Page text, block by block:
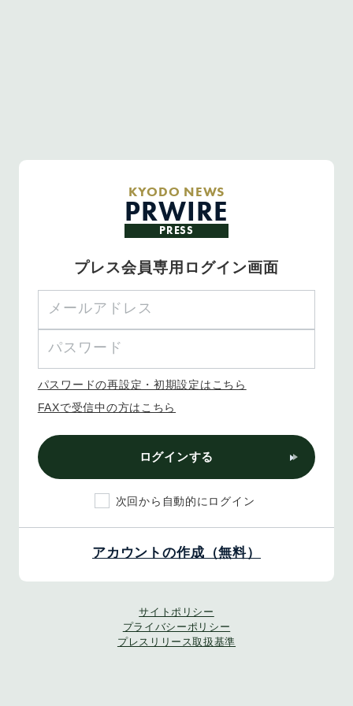
KYODO NEWS
PRWIRE
PRESS
プレス会員専用ログイン画面
パスワードの再設定・初期設定はこちら
FAXで受信中の方はこちら
ログインする
次回から自動的にログイン
アカウントの作成（無料）
サイトポリシー
プライバシーポリシー
プレスリリース取扱基準